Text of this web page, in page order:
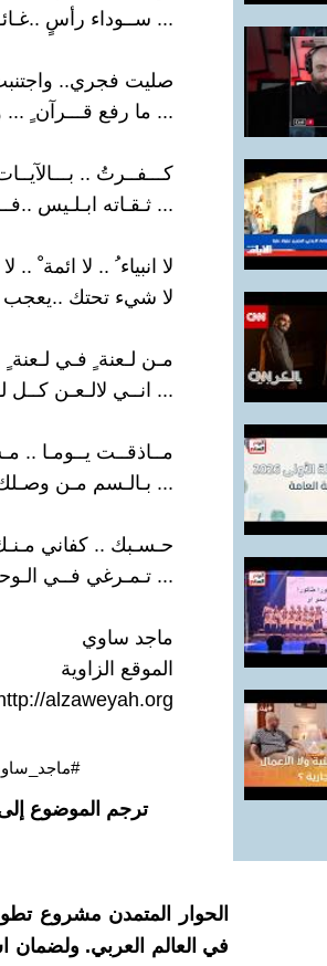
... ســوداء رأسٍ
صليت فجري..
... ما رفع قـــرآن ٍ ...
كـــفــرتُ ..
... ثـقـاته ابـلـيس
لا انبياء ُ .. لا ائمة
لا شيء تحتك ..يعجب
مـن لـعنة ٍ فـي لـعنة
... انــي لالـعـن
مــاذقــت يــومـا ..
... بـالـسم مـن
حـسـبك .. كفاني
... تـمـرغي فــي
ماجد ساوي
الموقع الزاوية
alzaweyah.org
ترجم الموضوع
الحوار المتمدن مشروع
في العالم العربي. ولضمان